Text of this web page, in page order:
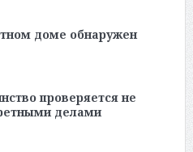
доме обнаружен
проверяется не
делами